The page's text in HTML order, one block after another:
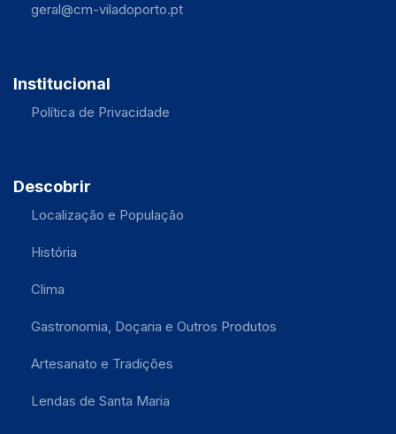
geral@cm-viladoporto.pt
Institucional
Política de Privacidade
Descobrir
Localização e População
História
Clima
Gastronomia, Doçaria e Outros Produtos
Artesanato e Tradições
Lendas de Santa Maria